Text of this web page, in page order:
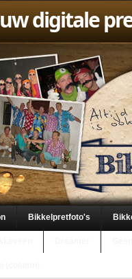
digitale
Bikkelpretfoto's